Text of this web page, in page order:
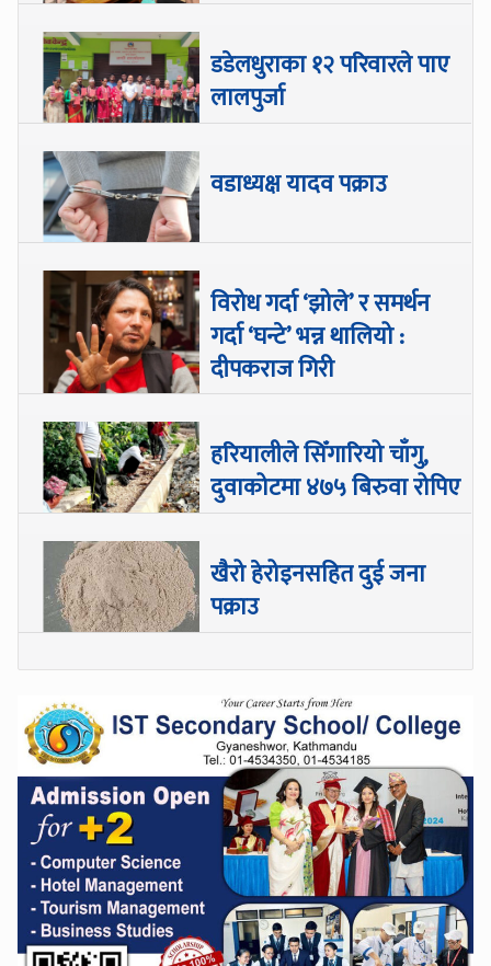
डडेलधुराका १२ परिवारले पाए
लालपुर्जा
वडाध्यक्ष यादव पक्राउ
विरोध गर्दा ‘झोले’ र समर्थन
गर्दा ‘घन्टे’ भन्न थालियो :
दीपकराज गिरी
हरियालीले सिँगारियो चाँगु,
दुवाकोटमा ४७५ बिरुवा रोपिए
खैरो हेरोइनसहित दुई जना
पक्राउ